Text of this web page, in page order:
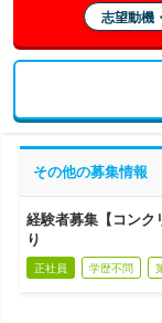
志望動機
その他の募集情報
経験者募集【コンク
り
正社員 学歴不問